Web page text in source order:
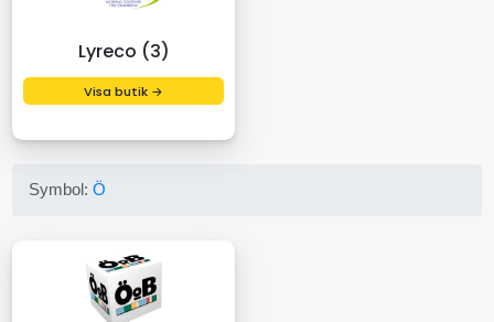
Lyreco (3)
Visa butik →
Symbol:Ö